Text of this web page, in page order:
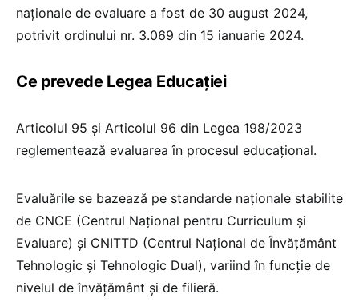
naționale de evaluare a fost de 30 august 2024,
potrivit ordinului nr. 3.069 din 15 ianuarie 2024.
Ce prevede Legea Educației
Articolul 95 și Articolul 96 din Legea 198/2023
reglementează evaluarea în procesul educațional.
Evaluările se bazează pe standarde naționale stabilite
de CNCE (Centrul Național pentru Curriculum și
Evaluare) și CNITTD (Centrul Național de Învățământ
Tehnologic și Tehnologic Dual), variind în funcție de
nivelul de învățământ și de filieră.